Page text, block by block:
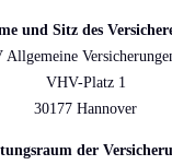
und Sitz des
Allgemeine
VHV-Platz 1
30177 Hannover
der